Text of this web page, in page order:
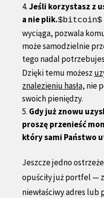
Jeśli korzystasz z
a nie plik.$bitcoin$
wyciąga, pozwala
może samodzielnie
tego nadal
Dzięki temu możesz
znalezieniu hasła, nie
swoich pieniędzy.
Gdy już znowu
proszę przenieść
który sami Państwo
Jeszcze jedno
opuściły już portfel —
niewłaściwy adres lub